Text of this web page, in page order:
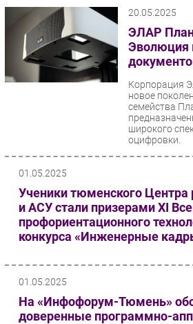
20.05.2025
ЭЛАР
Эволюция
Корпорация
новое
семейства
широкого
оцифровки.
01.05.2025
Ученики тюменского Центра
и АСУ стали призерами XI
профориентационного
конкурса «Инженерные
01.05.2025
На «Инфофорум-Тюмень»
доверенные программно-